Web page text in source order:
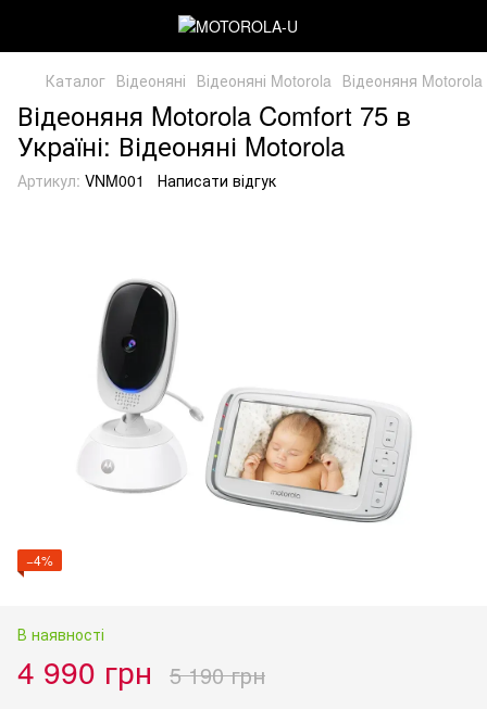
Каталог Відеоняні Відеоняні Motorola Відеоняня
Відеоняня Motorola Comfort 75 в
Україні: Відеоняні Motorola
Артикул: VNM001 Написати відгук
−4%
В наявності
4 990 грн 5 190 грн